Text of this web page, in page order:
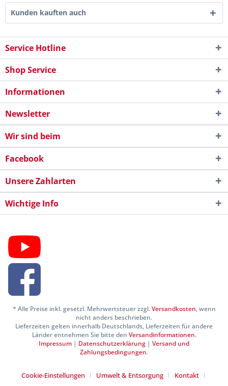
Kunden kauften auch
Service Hotline
Shop Service
Informationen
Newsletter
Wir sind beim
Facebook
Unsere Zahlarten
Wichtige Info
* Alle Preise inkl. gesetzl. Mehrwertsteuer zzgl.Versandkosten, wenn
nicht anders beschrieben.
Lieferzeiten gelten innerhalb Deutschlands, Lieferzeiten für andere
Länder entnehmen Sie bitte den Versandinformationen.
Impressum | Datenschutzerklärung | Versand und
Zahlungsbedingungen.
Cookie-Einstellungen Umwelt & Entsorgung Kontakt